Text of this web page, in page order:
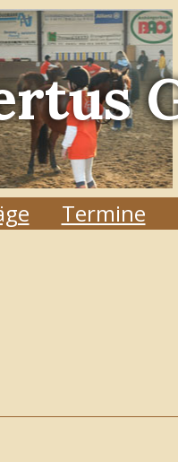
Termine